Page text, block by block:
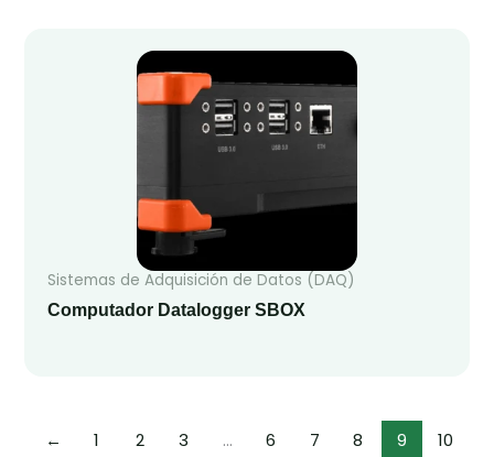
Sistemas de Adquisición de Datos (DAQ)
Computador Datalogger SBOX
← 1 2 3 … 6 7 8 9
10